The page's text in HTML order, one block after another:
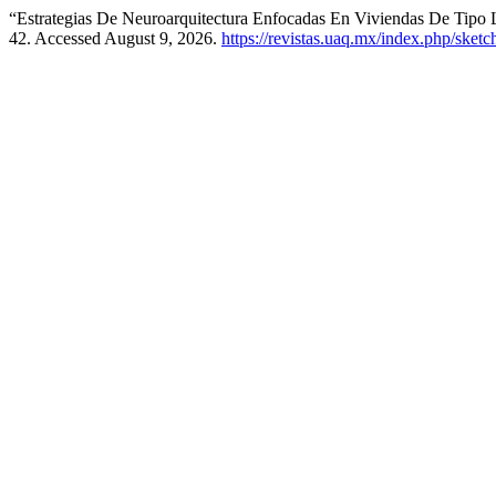
“Estrategias De Neuroarquitectura Enfocadas En Viviendas De
42. Accessed August 9, 2026. https://revistas.uaq.mx/index.php/